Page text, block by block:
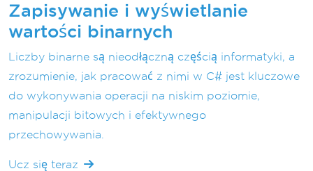
Zapisywanie i wyświetlanie
wartości binarnych
Liczby binarne są nieodłączną częścią informatyki, a
zrozumienie, jak pracować z nimi w C# jest kluczowe
do wykonywania operacji na niskim poziomie,
manipulacji bitowych i efektywnego
przechowywania.
Ucz się teraz